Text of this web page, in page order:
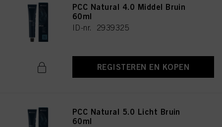
PCC Natural 4.0 Middel Bruin
60ml
ID-nr. 2939325
REGISTEREN EN KOPEN
PCC Natural 5.0 Licht Bruin
60ml